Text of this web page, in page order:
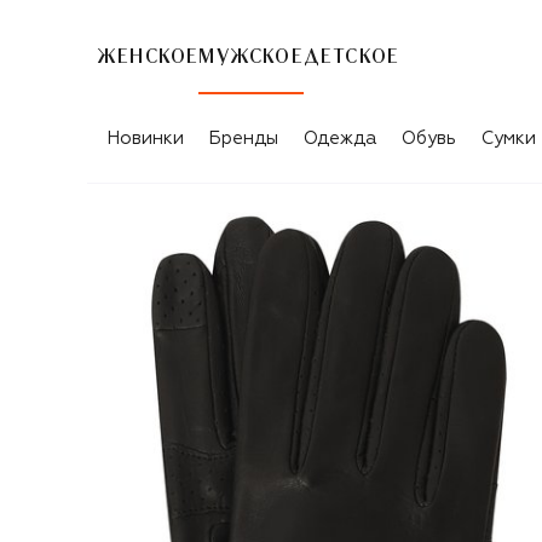
ЖЕНСКОЕ МУЖСКОЕ ДЕТСКОЕ
Новинки Бренды Одежда Обувь Сумки